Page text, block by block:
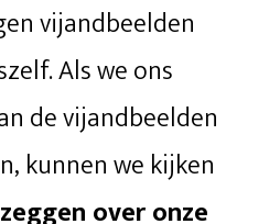
vijandbeelden
Als we ons
de vijandbeelden
kunnen we kijken
over onze